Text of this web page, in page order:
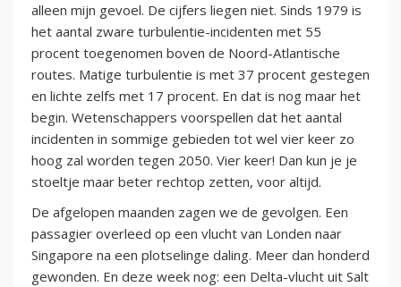
alleen mijn gevoel. De cijfers liegen niet. Sinds 1979 is
het aantal zware turbulentie-incidenten met 55
procent toegenomen boven de Noord-Atlantische
routes. Matige turbulentie is met 37 procent gestegen
en lichte zelfs met 17 procent. En dat is nog maar het
begin. Wetenschappers voorspellen dat het aantal
incidenten in sommige gebieden tot wel vier keer zo
hoog zal worden tegen 2050. Vier keer! Dan kun je je
stoeltje maar beter rechtop zetten, voor altijd.
De afgelopen maanden zagen we de gevolgen. Een
passagier overleed op een vlucht van Londen naar
Singapore na een plotselinge daling. Meer dan honderd
gewonden. En deze week nog: een Delta-vlucht uit Salt